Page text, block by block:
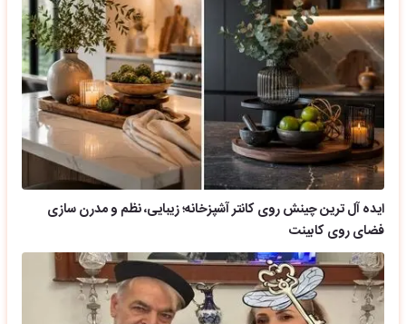
ایده آل ترین چینش روی کانتر آشپزخانه؛ زیبایی، نظم و مدرن سازی
فضای روی کابینت